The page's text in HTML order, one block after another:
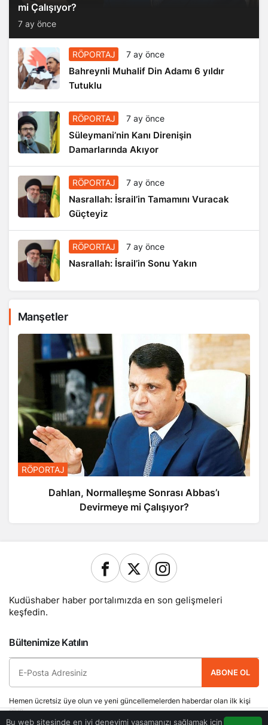
mi Çalışıyor?
7 ay önce
RÖPORTAJ 7 ay önce
Bahreynli Muhalif Din Adamı 6 yıldır
Tutuklu
RÖPORTAJ 7 ay önce
Süleymani’nin Kanı Direnişin
Damarlarında Akıyor
RÖPORTAJ 7 ay önce
Nasrallah: İsrail’in Tamamını Vuracak
Güçteyiz
RÖPORTAJ 7 ay önce
Nasrallah: İsrail’in Sonu Yakın
Manşetler
RÖPORTAJ
Dahlan, Normalleşme Sonrası Abbas’ı
Devirmeye mi Çalışıyor?
Bu web sitesinde en iyi deneyimi yaşamanızı sağlamak için
Kudüshaber haber portalımızda en son gelişmeleri
keşfedin.
Bültenimize Katılın
ABONE OL
Hemen ücretsiz üye olun ve yeni güncellemelerden haberdar olan ilk kişi
olun.